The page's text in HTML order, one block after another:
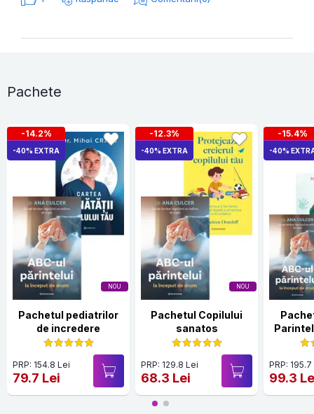
Pachete
NOU
-14.2%
-40% EXTRA
Pachetul pediatrilor
de incredere
PRP: 154.8 Lei
79.7 Lei
NOU
-12.3%
-40% EXTRA
Pachetul Copilului
sanatos
PRP: 129.8 Lei
68.3 Lei
-15.4%
-40%
PRP:
99.3